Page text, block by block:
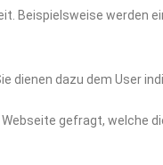
Beispielsweise werden
dienen dazu dem User
gefragt, welche